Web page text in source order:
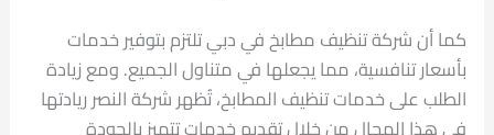
كما أن شركة تنظيف مطابخ في دبي تلتزم بتوفير خدمات
بأسعار تنافسية، مما يجعلها في متناول الجميع. ومع زيادة
الطلب على خدمات تنظيف المطابخ، تُظهر شركة النصر ريادتها